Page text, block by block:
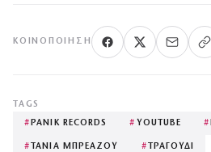
ΚΟΙΝΟΠΟΊΗΣΗ
TAGS
# PANIK RECORDS # YOUTUBE #
# ΤΑΝΙΑ ΜΠΡΕΑΖΟΥ # ΤΡΑΓΟΥΔΙ